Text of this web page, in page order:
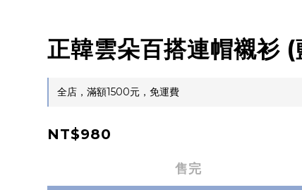
正韓雲朵百搭連帽襯衫 (
全店，滿額1500元，免運費
NT$980
售完